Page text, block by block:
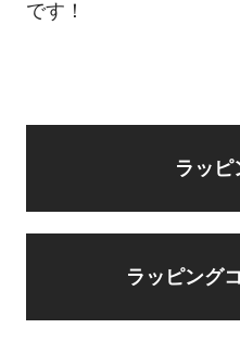
です！
ラッピ
ラッピング